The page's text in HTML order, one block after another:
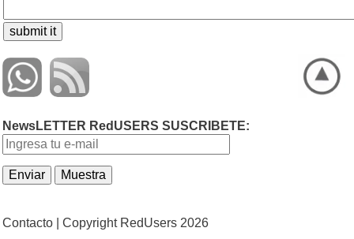
NewsLETTER RedUSERS SUSCRIBETE:
Contacto | Copyright RedUsers 2026